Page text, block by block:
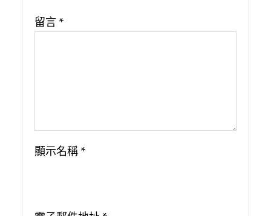
留言 *
顯示名稱 *